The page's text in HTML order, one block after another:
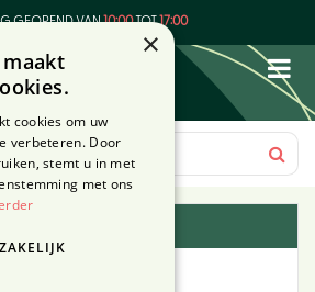
GEOPEND VAN10:00TOT17:00
×
cookies om uw
verbeteren. Door
stemt u in met
met ons